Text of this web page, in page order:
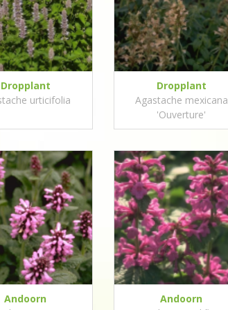
Dropplant
urticifolia
Dropplant
Agastache mexicana
'Ouverture'
Andoorn
Andoorn